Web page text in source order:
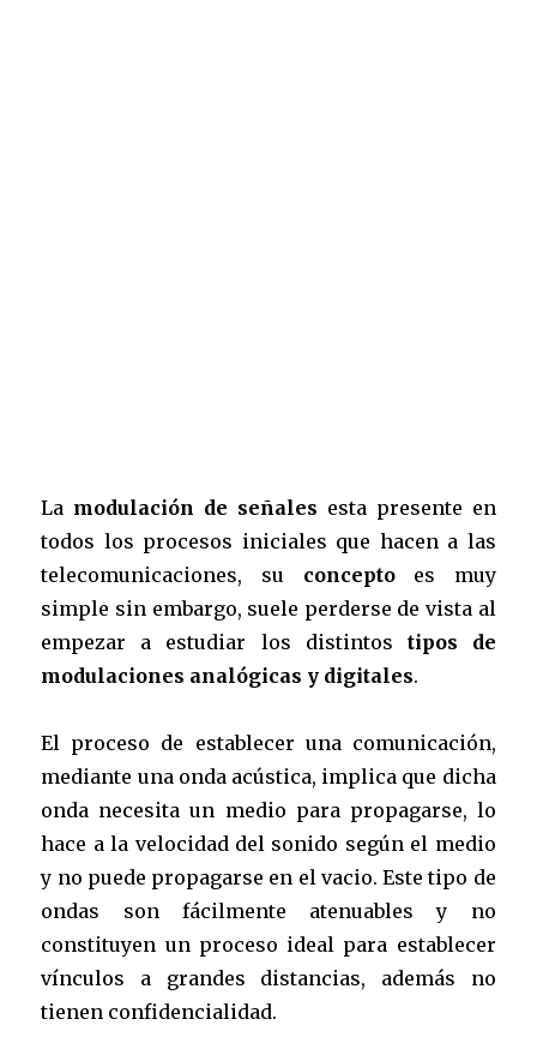
La modulación de señales esta presente en
todos los procesos iniciales que hacen a las
telecomunicaciones, su conceptoes muy
simple sin embargo, suele perderse de vista al
empezar a estudiar los distintos tipos de
modulaciones analógicas y digitales.
El proceso de establecer una comunicación,
mediante una onda acústica, implica que dicha
onda necesita un medio para propagarse, lo
hace a la velocidad del sonido según el medio
y no puede propagarse en el vacio. Este tipo de
ondas son fácilmente atenuables y no
constituyen un proceso ideal para establecer
vínculos a grandes distancias, además no
tienen confidencialidad.